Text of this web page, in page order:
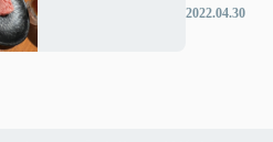
ね♪
2022.04.30